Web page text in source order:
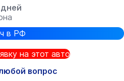
в РФ
на этот авто
вопрос